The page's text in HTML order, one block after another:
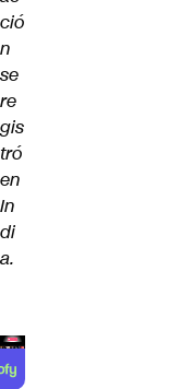
ció
n
se
re
gis
tró
en
In
di
a.